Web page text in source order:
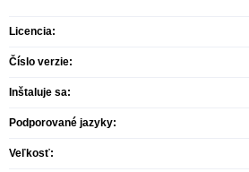
Licencia:
Číslo verzie:
Inštaluje sa:
Podporované jazyky:
Veľkosť: